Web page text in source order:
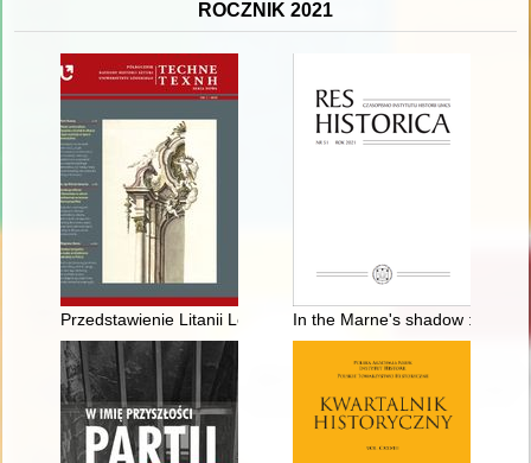
ROCZNIK 2021
Przedstawienie Litanii Loretańskiej w ołtarzu Najświętszej
In the Marne's shadow :